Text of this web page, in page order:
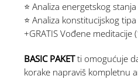
⭐️ Analiza energetskog stanja
⭐️ Analiza konstitucijskog tipa
+GRATIS Vođene meditacije
BASIC PAKETti omogućuje
korake napraviš kompletnu